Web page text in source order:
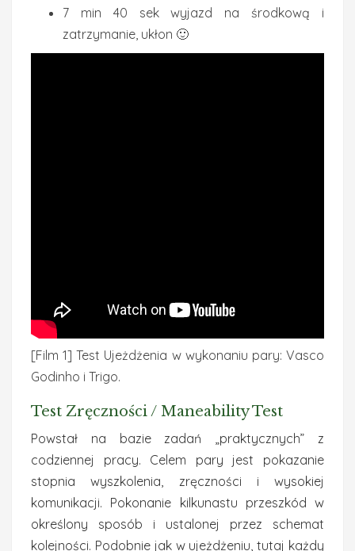
7 min 40 sek wyjazd na środkową i
zatrzymanie, ukłon 🙂
[Film 1] Test Ujeżdżenia w wykonaniu pary: Vasco
Godinho i Trigo.
Test Zręczności / Maneability Test
Powstał na bazie zadań „praktycznych” z
codziennej pracy. Celem pary jest pokazanie
stopnia wyszkolenia, zręczności i wysokiej
komunikacji. Pokonanie kilkunastu przeszkód w
określony sposób i ustalonej przez schemat
kolejności. Podobnie jak w ujeżdżeniu, tutaj każdy